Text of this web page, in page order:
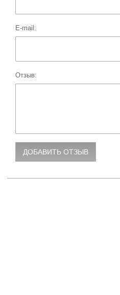
E-mail:
Отзыв: